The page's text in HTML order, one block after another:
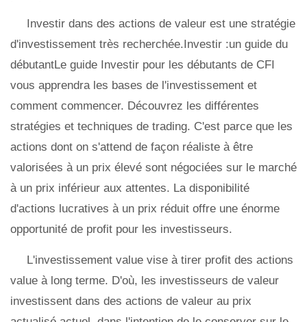
Investir dans des actions de valeur est une stratégie
d'investissement très recherchée.Investir :un guide du
débutantLe guide Investir pour les débutants de CFI
vous apprendra les bases de l'investissement et
comment commencer. Découvrez les différentes
stratégies et techniques de trading. C'est parce que les
actions dont on s'attend de façon réaliste à être
valorisées à un prix élevé sont négociées sur le marché
à un prix inférieur aux attentes. La disponibilité
d'actions lucratives à un prix réduit offre une énorme
opportunité de profit pour les investisseurs.
L'investissement value vise à tirer profit des actions
value à long terme. D'où, les investisseurs de valeur
investissent dans des actions de valeur au prix